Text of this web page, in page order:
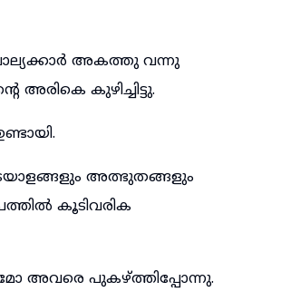
അകത്തു വന്നു
കുഴിച്ചിട്ടു.
അത്ഭുതങ്ങളും
കൂടിവരിക
അവരെ പുകഴ്ത്തിപ്പോന്നു.